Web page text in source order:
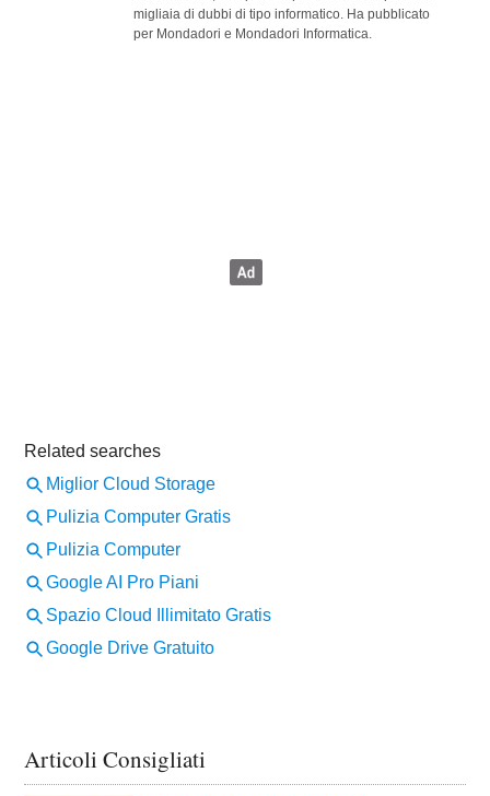
migliaia di dubbi di tipo informatico. Ha pubblicato
per Mondadori e Mondadori Informatica.
Articoli Consigliati